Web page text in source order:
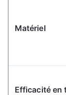
Matériel
Efficacité en